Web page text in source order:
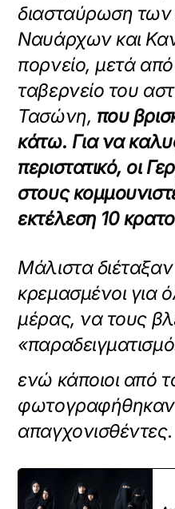
διασταύρωση
Ναυάρχων και
πορνείο, μετά
ταβερνείο του
Τασώνη, που
κάτω. Για να
περιστατικό, οι
στους
εκτέλεση 10
Μάλιστα
κρεμασμένοι για
μέρας, να τους
ενώ κάποιοι από
απαγχονισθέντες.